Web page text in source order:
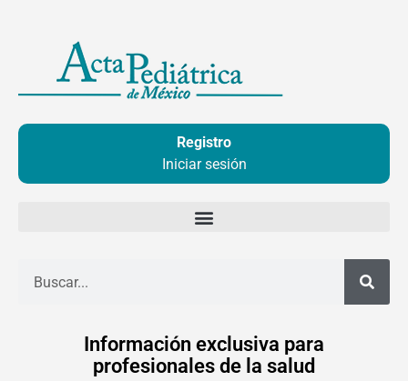
contenido
Registro
Iniciar sesión
Información exclusiva para
profesionales de la salud